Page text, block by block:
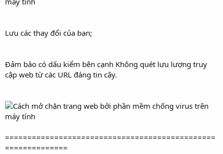
Lưu các thay đổi của bạn;
Đảm bảo có dấu kiểm bên cạnh Không quét lưu lượng truy
cập web từ các URL đáng tin cậy.
===============================================
==============